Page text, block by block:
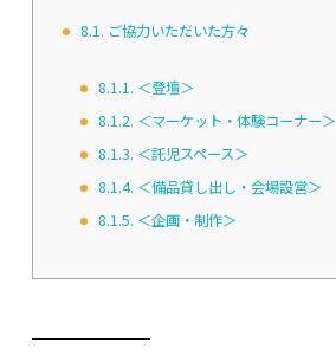
8.1. ご協力いただいた方々
8.1.1. ＜登壇＞
8.1.2. ＜マーケット・体験コーナー＞
8.1.3. ＜託児スペース＞
8.1.4. ＜備品貸し出し・会場設営＞
8.1.5. ＜企画・制作＞